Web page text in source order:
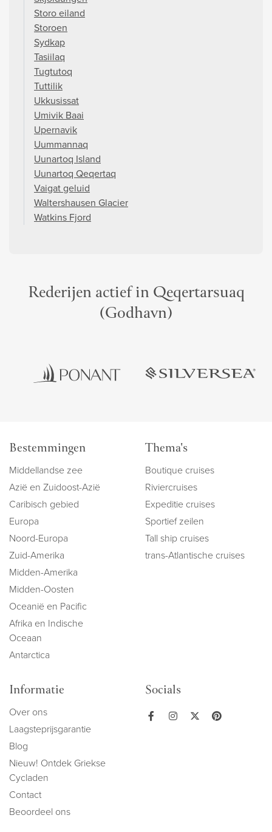
Storo eiland
Storoen
Sydkap
Tasiilaq
Tugtutoq
Tuttilik
Ukkusissat
Umivik Baai
Upernavik
Uummannaq
Uunartoq Island
Uunartoq Qeqertaq
Vaigat geluid
Waltershausen Glacier
Watkins Fjord
Rederijen actief in Qeqertarsuaq
(Godhavn)
Bestemmingen
Middellandse zee
Azië en Zuidoost-Azië
Caribisch gebied
Europa
Noord-Europa
Zuid-Amerika
Midden-Amerika
Midden-Oosten
Oceanië en Pacific
Afrika en Indische
Oceaan
Antarctica
Thema's
Boutique cruises
Riviercruises
Expeditie cruises
Sportief zeilen
Tall ship cruises
trans-Atlantische cruises
Informatie
Over ons
Laagsteprijsgarantie
Blog
Nieuw! Ontdek Griekse
Cycladen
Contact
Beoordeel ons
Socials